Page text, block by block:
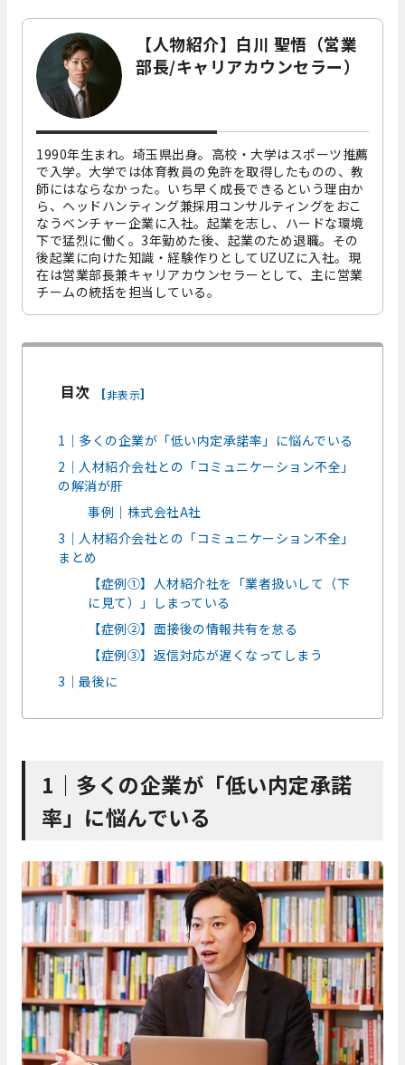
【人物紹介】白川 聖悟（営業
部長/キャリアカウンセラー）
1990年生まれ。埼玉県出身。高校・大学はスポーツ推薦
で入学。大学では体育教員の免許を取得したものの、教
師にはならなかった。いち早く成長できるという理由か
ら、ヘッドハンティング兼採用コンサルティングをおこ
なうベンチャー企業に入社。起業を志し、ハードな環境
下で猛烈に働く。3年勤めた後、起業のため退職。その
後起業に向けた知識・経験作りとしてUZUZに入社。現
在は営業部長兼キャリアカウンセラーとして、主に営業
チームの統括を担当している。
目次 [非表示]
1｜多くの企業が「低い内定承諾率」に悩んでいる
2｜人材紹介会社との「コミュニケーション不全」
の解消が肝
事例｜株式会社A社
3｜人材紹介会社との「コミュニケーション不全」
まとめ
【症例①】人材紹介社を「業者扱いして（下
に見て）」しまっている
【症例②】面接後の情報共有を怠る
【症例③】返信対応が遅くなってしまう
3｜最後に
1｜多くの企業が「低い内定承諾
率」に悩んでいる